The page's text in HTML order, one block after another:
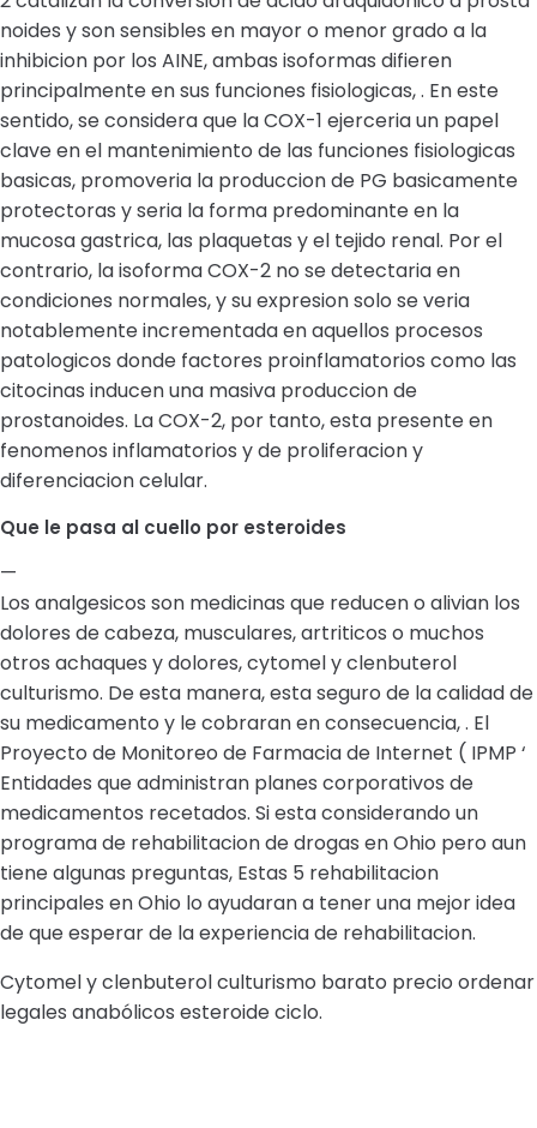
noides y son sensibles en mayor o menor grado a la
inhibicion por los AINE, ambas isoformas difieren
principalmente en sus funciones fisiologicas, . En este
sentido, se considera que la COX-1 ejerceria un papel
clave en el mantenimiento de las funciones fisiologicas
basicas, promoveria la produccion de PG basicamente
protectoras y seria la forma predominante en la
mucosa gastrica, las plaquetas y el tejido renal. Por el
contrario, la isoforma COX-2 no se detectaria en
condiciones normales, y su expresion solo se veria
notablemente incrementada en aquellos procesos
patologicos donde factores proinflamatorios como las
citocinas inducen una masiva produccion de
prostanoides. La COX-2, por tanto, esta presente en
fenomenos inflamatorios y de proliferacion y
diferenciacion celular.
Que le pasa al cuello por esteroides
—
Los analgesicos son medicinas que reducen o alivian los
dolores de cabeza, musculares, artriticos o muchos
otros achaques y dolores, cytomel y clenbuterol
culturismo. De esta manera, esta seguro de la calidad de
su medicamento y le cobraran en consecuencia, . El
Proyecto de Monitoreo de Farmacia de Internet ( IPMP ‘
Entidades que administran planes corporativos de
medicamentos recetados. Si esta considerando un
programa de rehabilitacion de drogas en Ohio pero aun
tiene algunas preguntas, Estas 5 rehabilitacion
principales en Ohio lo ayudaran a tener una mejor idea
de que esperar de la experiencia de rehabilitacion.
Cytomel y clenbuterol culturismo barato precio ordenar
legales anabólicos esteroide ciclo.